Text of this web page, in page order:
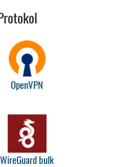
Protokol
OpenVPN
WireGuard bulk